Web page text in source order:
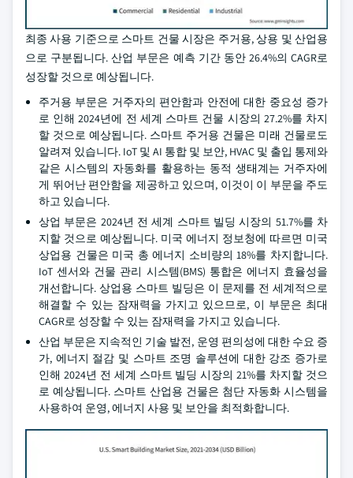
최종 사용 기준으로 스마트 건물 시장은 주거용, 상용 및 산업용
으로 구분됩니다. 산업 부문은 예측 기간 동안 26.4%의 CAGR로
성장할 것으로 예상됩니다.
주거용 부문은 거주자의 편안함과 안전에 대한 중요성 증가
로 인해 2024년에 전 세계 스마트 건물 시장의 27.2%를 차지
할 것으로 예상됩니다. 스마트 주거용 건물은 미래 건물로도
알려져 있습니다. IoT 및 AI 통합 및 보안, HVAC 및 출입 통제와
같은 시스템의 자동화를 활용하는 동적 생태계는 거주자에
게 뛰어난 편안함을 제공하고 있으며, 이것이 이 부문을 주도
하고 있습니다.
상업 부문은 2024년 전 세계 스마트 빌딩 시장의 51.7%를 차
지할 것으로 예상됩니다. 미국 에너지 정보청에 따르면 미국
상업용 건물은 미국 총 에너지 소비량의 18%를 차지합니다.
IoT 센서와 건물 관리 시스템(BMS) 통합은 에너지 효율성을
개선합니다. 상업용 스마트 빌딩은 이 문제를 전 세계적으로
해결할 수 있는 잠재력을 가지고 있으므로, 이 부문은 최대
CAGR로 성장할 수 있는 잠재력을 가지고 있습니다.
산업 부문은 지속적인 기술 발전, 운영 편의성에 대한 수요 증
가, 에너지 절감 및 스마트 조명 솔루션에 대한 강조 증가로
인해 2024년 전 세계 스마트 빌딩 시장의 21%를 차지할 것으
로 예상됩니다. 스마트 산업용 건물은 첨단 자동화 시스템을
사용하여 운영, 에너지 사용 및 보안을 최적화합니다.